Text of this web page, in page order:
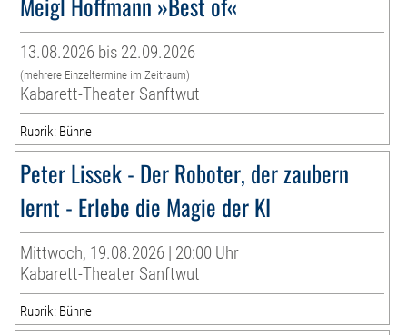
13.08.2026 bis 22.09.2026
(mehrere Einzeltermine im Zeitraum)
Kabarett-Theater Sanftwut
Rubrik: Bühne
Peter Lissek - Der Roboter, der zaubern
lernt - Erlebe die Magie der KI
Mittwoch, 19.08.2026 | 20:00 Uhr
Kabarett-Theater Sanftwut
Rubrik: Bühne